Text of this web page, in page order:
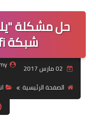
حل مشكلة
شبكة wifi" في اندرويد
الصفحة الرئيسية